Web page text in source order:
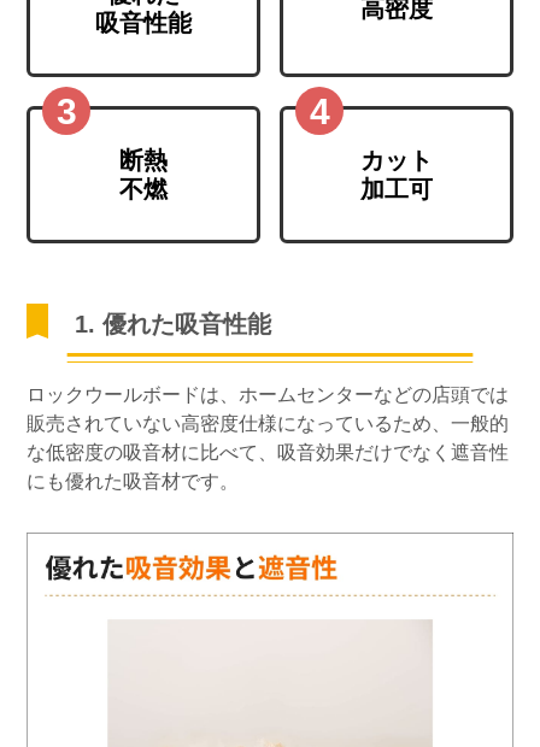
吸音性能
高密度
断熱
不燃
カット
加工可
1. 優れた吸音性能
ロックウールボードは、ホームセンターなどの店頭では
販売されていない高密度仕様になっているため、一般的
な低密度の吸音材に比べて、吸音効果だけでなく遮音性
にも優れた吸音材です。